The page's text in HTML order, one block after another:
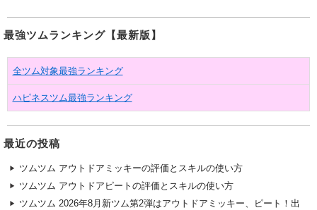
最強ツムランキング【最新版】
全ツム対象最強ランキング
ハピネスツム最強ランキング
最近の投稿
ツムツム アウトドアミッキーの評価とスキルの使い方
ツムツム アウトドアピートの評価とスキルの使い方
ツムツム 2026年8月新ツム第2弾はアウトドアミッキー、ピート！出